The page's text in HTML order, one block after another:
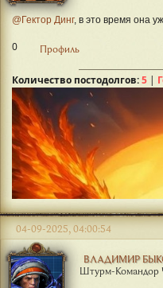
@Гектор Динг, в это время она
0 Профиль
Количество постодолгов:5 |
ВЛАДИМИР
Штурм-Командор
04-09-2025, 04:00:54